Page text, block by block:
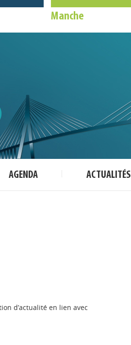
Manche
AGENDA ACTUALITÉS
d’actualité en lien avec